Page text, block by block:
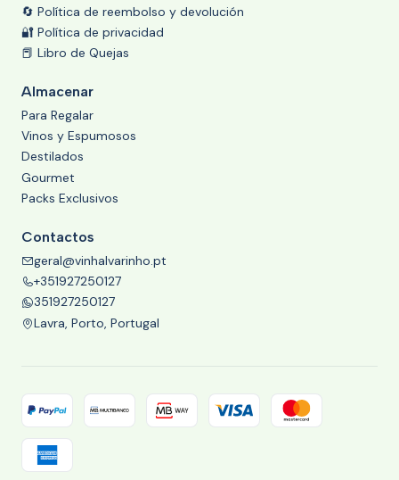
🔄 Política de reembolso y devolución
🔐 Política de privacidad
📕 Libro de Quejas
Almacenar
Para Regalar
Vinos y Espumosos
Destilados
Gourmet
Packs Exclusivos
Contactos
geral@vinhalvarinho.pt
+351927250127
351927250127
Lavra, Porto, Portugal